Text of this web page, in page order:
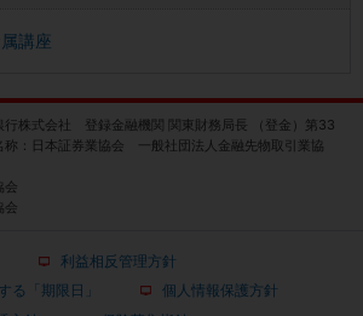
講座
行株式会社 登録金融機関 関東財務局長 （登金）第33
：日本証券業協会 一般社団法人金融先物取引業協
会
会
利益相反管理方針
る「期限日」
個人情報保護方針